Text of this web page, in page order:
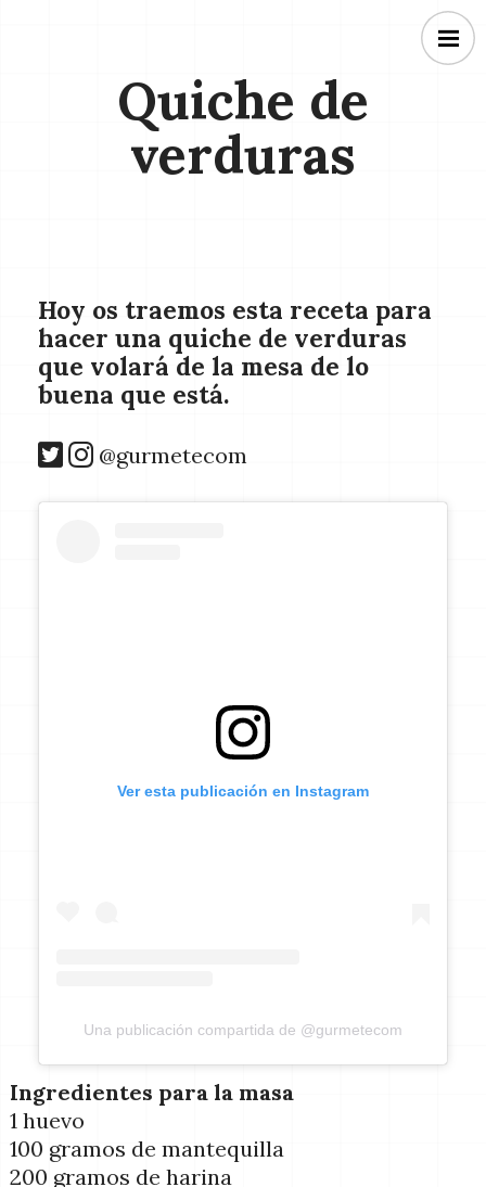
Quiche de
verduras
Hoy os traemos esta receta para
hacer una quiche de verduras
que volará de la mesa de lo
buena que está.
@gurmetecom
Ver esta publicación en Instagram
Una publicación compartida de @gurmetecom
Ingredientes para la masa
1 huevo
100 gramos de mantequilla
200 gramos de harina